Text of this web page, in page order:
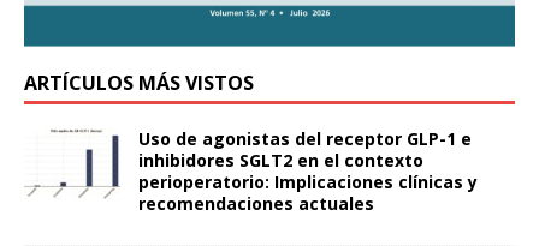
ARTÍCULOS MÁS VISTOS
Uso de agonistas del receptor GLP-1 e
inhibidores SGLT2 en el contexto
perioperatorio: Implicaciones clínicas y
recomendaciones actuales